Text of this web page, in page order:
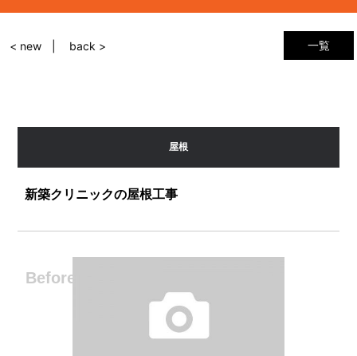
一覧
< new back >
屋根
新築クリニックの屋根工事